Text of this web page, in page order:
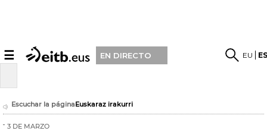
☰ EN DIRECTO EU
Escuchar la páginaEuskaraz irakurri
3 DE MARZO